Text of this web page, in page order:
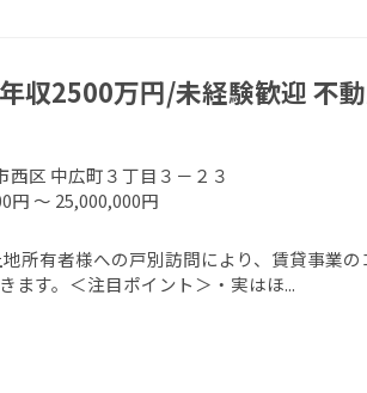
収2500万円/未経験歓迎 不
西区 中広町３丁目３－２３
円 ～ 25,000,000円
地所有者様への戸別訪問により、賃貸事業
ます。＜注目ポイント＞・実はほ...